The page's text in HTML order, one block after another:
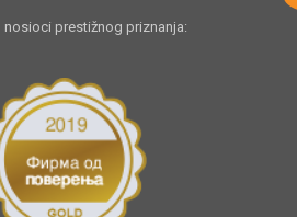
prestižnog priznanja: